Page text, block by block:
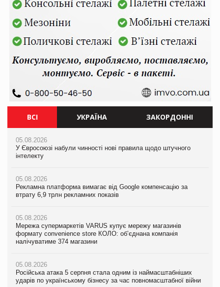
ВСІ УКРАЇНА ЗАКОРДОННІ
05.08.2026
У Євросоюзі набули чинності нові правила щодо штучного
інтелекту
05.08.2026
Рекламна платформа вимагає від Google компенсацію за
втрату 6,9 трлн рекламних показів
05.08.2026
Мережа супермаркетів VARUS купує мережу магазинів
формату convenience store КОЛО: об’єднана компанія
налічуватиме 374 магазини
05.08.2026
Російська атака 5 серпня стала одним із наймасштабніших
ударів по українському бізнесу за час повномасштабної війни
05.08.2026
Мережа супермаркетів VARUS купує мережу магазинів
формату convenience store КОЛО: об’єднана компанія
05.08.2026
Російська атака 5 серпня стала одним із наймасштабніших
05.08.2026
Смачне поповнення дитячого меню: у VARUS з’явилися
новинки від ТМ ТОКЕРИ
05.08.2026
Сергій Лісунов про заморожені хлібобулочні вироби на
PrivateLabel&FMCG Master 2026
05.08.2026
У Євросоюзі набули чинності нові правила щодо штучного
інтелекту
05.08.2026
Рекламна платформа вимагає від Google компенсацію за
втрату 6,9 трлн рекламних показів
05.08.2026
Adidas витратила понад $1 млрд на маркетинг за квартал
продуктів